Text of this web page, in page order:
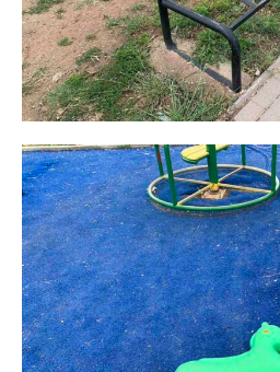
━ pricing